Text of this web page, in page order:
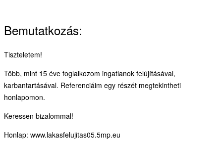
Bemutatkozás:
Tiszteletem!
Több, mint 15 éve foglalkozom ingatlanok felújításával,
karbantartásával. Referenciáim egy részét megtekintheti
honlapomon.
Keressen bizalommal!
Honlap: www.lakasfelujitas05.5mp.eu